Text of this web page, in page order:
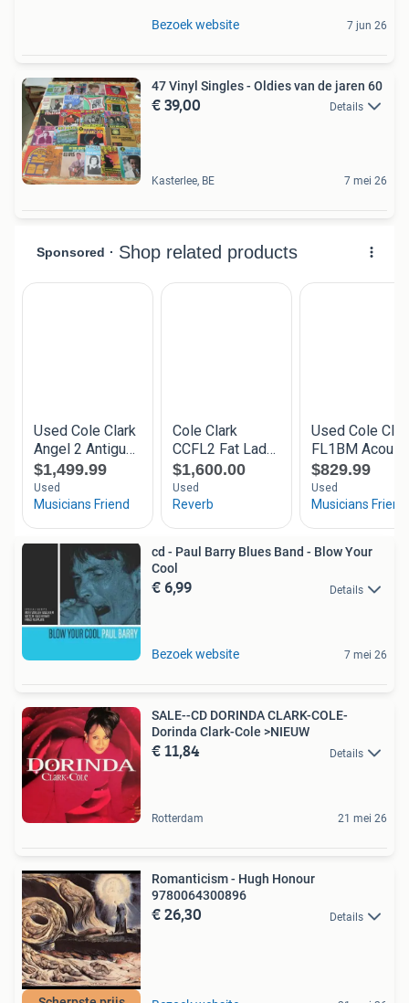
Bezoek website 7 jun 26
47 Vinyl Singles - Oldies van de jaren 60
€ 39,00 Details
Kasterlee, BE 7 mei 26
cd - Paul Barry Blues Band - Blow Your
Cool
€ 6,99 Details
Bezoek website 7 mei 26
SALE--CD DORINDA CLARK-COLE-
Dorinda Clark-Cole >NIEUW
€ 11,84 Details
Rotterdam 21 mei 26
Romanticism - Hugh Honour
9780064300896
€ 26,30 Details